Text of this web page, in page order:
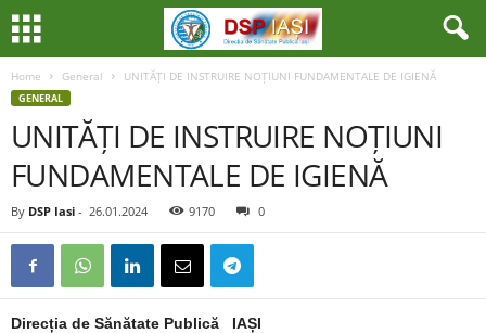
Home General UNITĂȚI DE INSTRUIRE NOȚIUNI FUNDAMENTALE DE IGIENĂ
GENERAL
UNITĂȚI DE INSTRUIRE NOȚIUNI
FUNDAMENTALE DE IGIENĂ
By DSP Iasi - 26.01.2024 9170 0
Direcția de Sănătate Publică IAȘI